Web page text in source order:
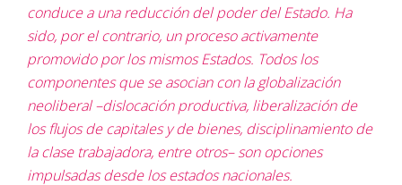
conduce a una reducción del poder del Estado. Ha
sido, por el contrario, un proceso activamente
promovido por los mismos Estados. Todos los
componentes que se asocian con la globalización
neoliberal –dislocación productiva, liberalización de
los flujos de capitales y de bienes, disciplinamiento de
la clase trabajadora, entre otros– son opciones
impulsadas desde los estados nacionales.